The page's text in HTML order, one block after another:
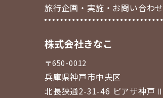
旅行企画・実施・お問い合わせ
株式会社きなこ
〒650-0012
兵庫県神戸市中央区
北長狭通2-31-46 ピアザ神戸Ⅱ